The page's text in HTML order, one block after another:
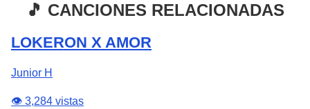
🎵 CANCIONES RELACIONADAS
LOKERON X AMOR
Junior H
👁️ 3,284 vistas